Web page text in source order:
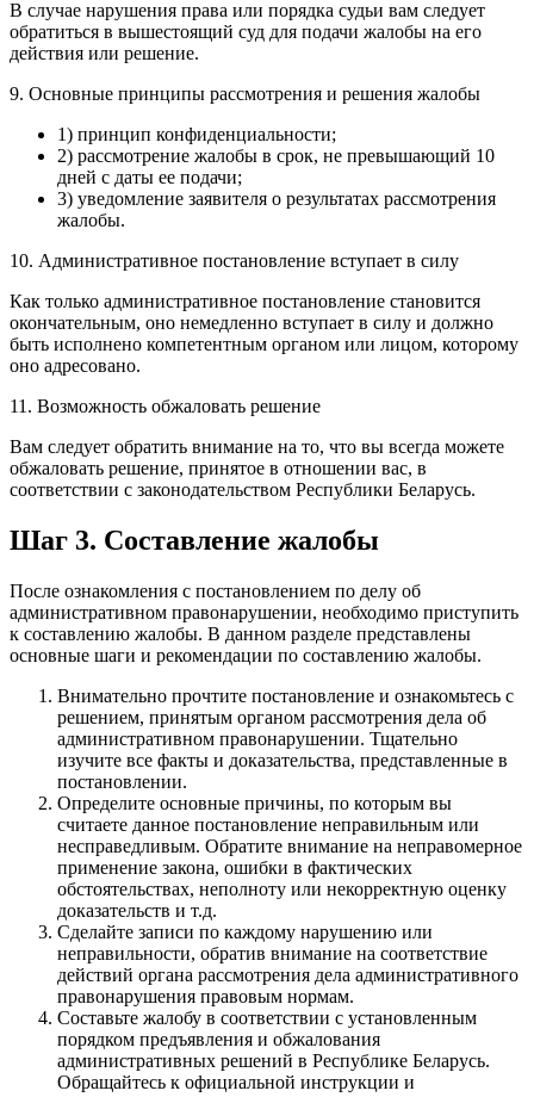
В случае нарушения права или порядка судьи вам следует
обратиться в вышестоящий суд для подачи жалобы на его
действия или решение.
9. Основные принципы рассмотрения и решения жалобы
1) принцип конфиденциальности;
2) рассмотрение жалобы в срок, не превышающий 10
дней с даты ее подачи;
3) уведомление заявителя о результатах рассмотрения
жалобы.
10. Административное постановление вступает в силу
Как только административное постановление становится
окончательным, оно немедленно вступает в силу и должно
быть исполнено компетентным органом или лицом, которому
оно адресовано.
11. Возможность обжаловать решение
Вам следует обратить внимание на то, что вы всегда можете
обжаловать решение, принятое в отношении вас, в
соответствии с законодательством Республики Беларусь.
Шаг 3. Составление жалобы
После ознакомления с постановлением по делу об
административном правонарушении, необходимо приступить
к составлению жалобы. В данном разделе представлены
основные шаги и рекомендации по составлению жалобы.
Внимательно прочтите постановление и ознакомьтесь с
решением, принятым органом рассмотрения дела об
административном правонарушении. Тщательно
изучите все факты и доказательства, представленные в
постановлении.
Определите основные причины, по которым вы
считаете данное постановление неправильным или
несправедливым. Обратите внимание на неправомерное
применение закона, ошибки в фактических
обстоятельствах, неполноту или некорректную оценку
доказательств и т.д.
Сделайте записи по каждому нарушению или
неправильности, обратив внимание на соответствие
действий органа рассмотрения дела административного
правонарушения правовым нормам.
Составьте жалобу в соответствии с установленным
порядком предъявления и обжалования
административных решений в Республике Беларусь.
Обращайтесь к официальной инструкции и